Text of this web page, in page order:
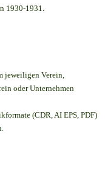
1930-1931.
jeweiligen Verein,
oder Unternehmen
(CDR, AI EPS, PDF)